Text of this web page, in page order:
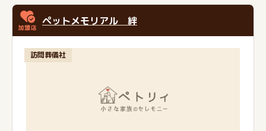
ペットメモリアル 絆
訪問葬儀社